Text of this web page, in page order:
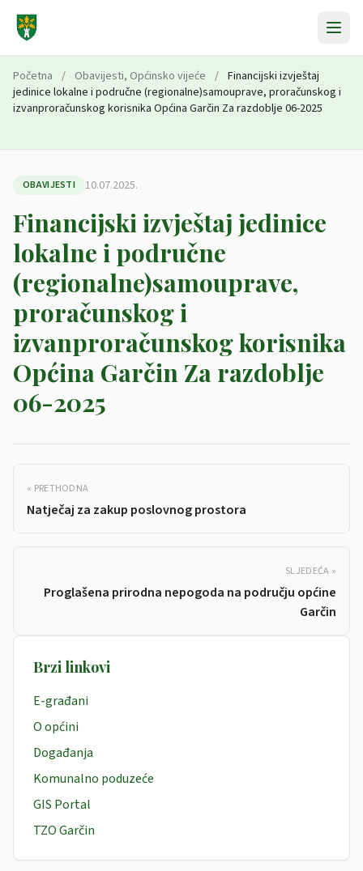
Početna / Obavijesti, Općinsko vijeće / Financijski izvještaj
jedinice lokalne i područne (regionalne)samouprave, proračunskog i
izvanproračunskog korisnika Općina Garčin Za razdoblje 06-2025
OBAVIJESTI 10.07.2025.
Financijski izvještaj jedinice
lokalne i područne
(regionalne)samouprave,
proračunskog i
izvanproračunskog korisnika
Općina Garčin Za razdoblje
06-2025
« PRETHODNA
Natječaj za zakup poslovnog prostora
SLJEDEĆA »
Proglašena prirodna nepogoda na području općine
Garčin
Brzi linkovi
E-građani
O općini
Događanja
Komunalno poduzeće
GIS Portal
TZO Garčin